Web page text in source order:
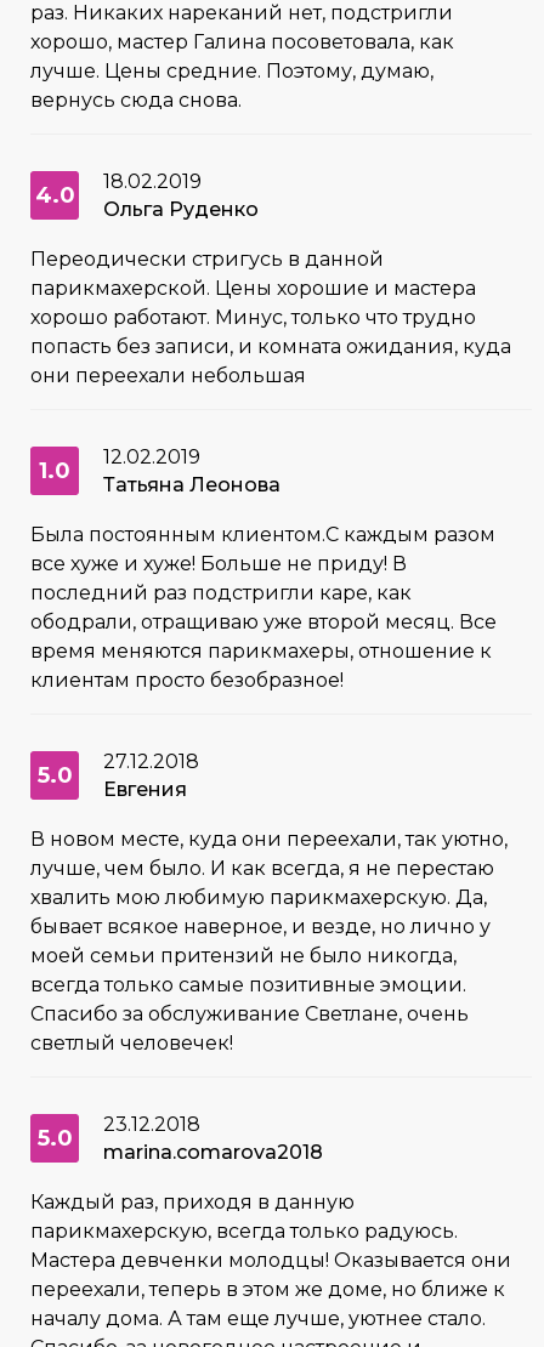
раз. Никаких нареканий нет, подстригли
хорошо, мастер Галина посоветовала, как
лучше. Цены средние. Поэтому, думаю,
вернусь сюда снова.
4.0
18.02.2019
Ольга Руденко
Переодически стригусь в данной
парикмахерской. Цены хорошие и мастера
хорошо работают. Минус, только что трудно
попасть без записи, и комната ожидания, куда
они переехали небольшая
1.0
12.02.2019
Татьяна Леонова
Была постоянным клиентом.С каждым разом
все хуже и хуже! Больше не приду! В
последний раз подстригли каре, как
ободрали, отращиваю уже второй месяц. Все
время меняются парикмахеры, отношение к
клиентам просто безобразное!
5.0
27.12.2018
Евгения
В новом месте, куда они переехали, так уютно,
лучше, чем было. И как всегда, я не перестаю
хвалить мою любимую парикмахерскую. Да,
бывает всякое наверное, и везде, но лично у
моей семьи притензий не было никогда,
всегда только самые позитивные эмоции.
Спасибо за обслуживание Светлане, очень
светлый человечек!
5.0
23.12.2018
marina.comarova2018
Каждый раз, приходя в данную
парикмахерскую, всегда только радуюсь.
Мастера девченки молодцы! Оказывается они
переехали, теперь в этом же доме, но ближе к
началу дома. А там еще лучше, уютнее стало.